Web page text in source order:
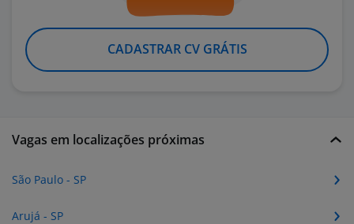
CADASTRAR CV GRÁTIS
Vagas em localizações próximas
São Paulo - SP
Arujá - SP